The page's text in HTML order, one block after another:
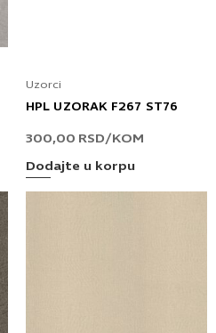
Uzorci
HPL UZORAK F267 ST76
300,00 RSD/KOM
Dodajte u korpu